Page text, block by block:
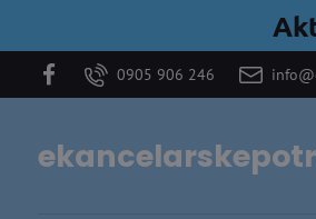
0905 906 246